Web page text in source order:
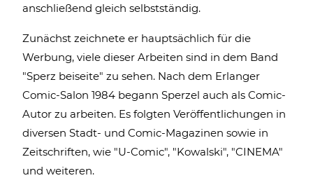
anschließend gleich selbstständig.
Zunächst zeichnete er hauptsächlich für die
Werbung, viele dieser Arbeiten sind in dem Band
"Sperz beiseite" zu sehen. Nach dem Erlanger
Comic-Salon 1984 begann Sperzel auch als Comic-
Autor zu arbeiten. Es folgten Veröffentlichungen in
diversen Stadt- und Comic-Magazinen sowie in
Zeitschriften, wie "U-Comic", "Kowalski", "CINEMA"
und weiteren.